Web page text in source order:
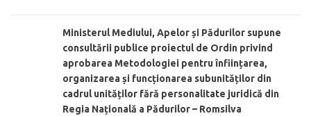
Ministerul Mediului, Apelor și Pădurilor supune
consultării publice proiectul de Ordin privind
aprobarea Metodologiei pentru înființarea,
organizarea și funcționarea subunităților din
cadrul unităților fără personalitate juridică din
Regia Națională a Pădurilor – Romsilva